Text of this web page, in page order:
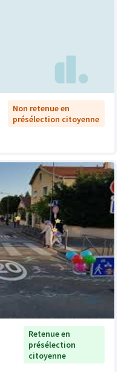
Non retenue en
présélection citoyenne
Retenue en
présélection
citoyenne